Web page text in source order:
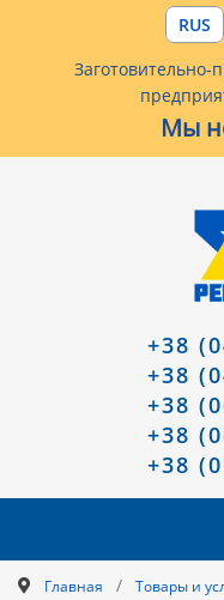
RUS
Заготовительно-
Мы
+38
+38
+38
+38
+38
Главная / Товары и